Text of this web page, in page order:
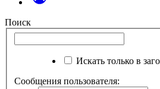
Поиск
Искать только в
Сообщения пользователя: